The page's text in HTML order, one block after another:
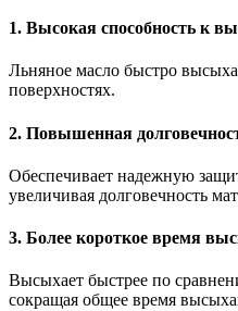
1. Высокая способность к
Льняное масло быстро
поверхностях.
2. Повышенная
Обеспечивает надежную
увеличивая долговечность
3. Более короткое время
Высыхает быстрее по
сокращая общее время